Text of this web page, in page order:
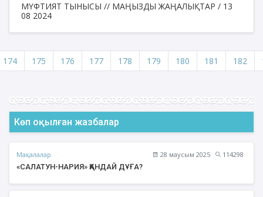
МҮФТИЯТ ТЫНЫСЫ // МАҢЫЗДЫ ЖАҢАЛЫҚТАР / 13
08 2024
174 175 176 177 178 179 180 181 182
Көп оқылған жазбалар
Мақалалар 28 маусым 2025
114298
«САЛАТУН-НАРИЯ» ҚАНДАЙ ДҰҒА?